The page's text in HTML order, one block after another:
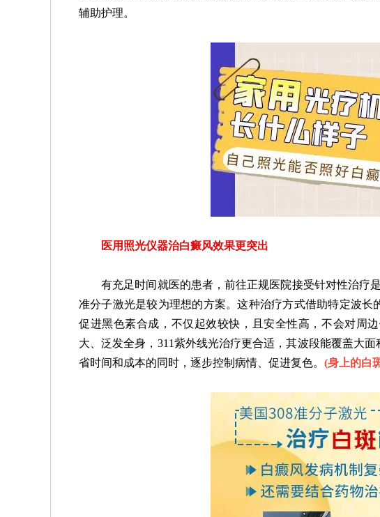
辅助护理。
医用照光仪器治白癜风效果更突出
有充足时间就医的患者，前往正规医院接受针对性治疗
准分子激光是较为理想的方案。这种治疗方式借助特定波长
促进黑色素合成，不仅起效较快，且安全性高，不会对周
大、泛发全身，311紫外线光治疗更合适，其波段能覆盖大
省时间和成本的同时，逐步控制病情、促进复色。 (身上的白